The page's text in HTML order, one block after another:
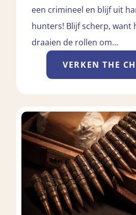
een crimineel en blijf uit
hunters! Blijf scherp, want
draaien de rollen om…
VERKENTHE